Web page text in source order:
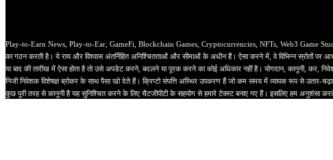
Play-to-Earn News, Play-to-Ear, GameFi, Blockchain Games, Cryptocurrencies, NFTs, Web3 Game Studios
का गठन करती है। ये राय और विश्वास अंतर्निहित अनिश्चितताओं और सीमाओं के अधीन हैं। ऐसा करने में, वे विभिन्न स्रोतों पर
या बाद की तारीख में ऐसा होता है तो उसे अपडेट करने, बदलने या पूरक करने का कोई अधिकार नहीं है। योगदान, कानूनी, कर,
निजी निवेशक विशेषज्ञ ब्रोकर के साथ पैसा खो देते हैं। क्रिप्टो संपत्ति अस्थिर उपकरण हैं जो कम समय में व्यापक रूप से
कुछ पूरी तरह से कानूनी है यह सुनिश्चित करने के लिए चैटजीपीटी के सहयोग से हमारे टेक्स्ट बनाए गए हैं। इसलिए हम अनुशंसा